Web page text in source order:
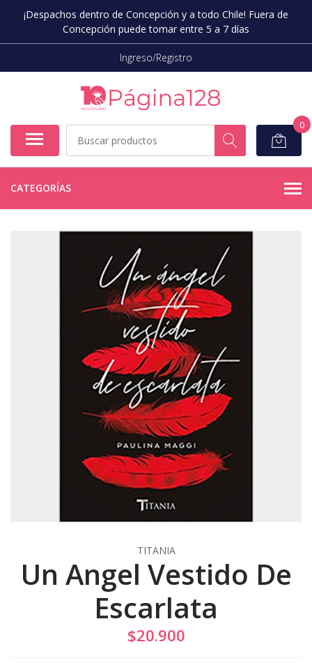
¡Despachos dentro de Concepción y a todo Chile! Fuera de
Concepción puede tomar entre 5 a 7 días
Ingreso/Registro
0
CATEGORÍAS
TITANIA
Un Angel Vestido De
Escarlata
$20.900